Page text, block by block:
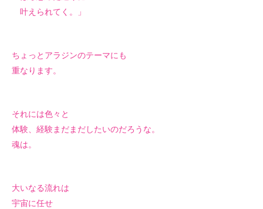
叶えられてく。」
ちょっとアラジンのテーマにも
重なります。
それには色々と
体験、経験まだまだしたいのだろうな。
魂は。
大いなる流れは
宇宙に任せ